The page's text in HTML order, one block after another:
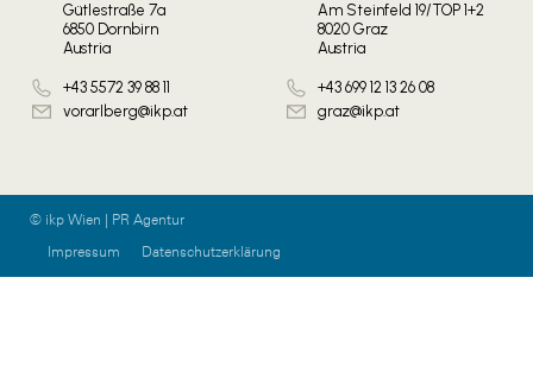
Gütlestraße 7a
6850 Dornbirn
Austria
+43 5572 39 88 11
vorarlberg@ikp.at
Am Steinfeld 19/TOP 1+2
8020 Graz
Austria
+43 699 12 13 26 08
graz@ikp.at
© ikp Wien | PR Agentur
Impressum
Datenschutzerklärung